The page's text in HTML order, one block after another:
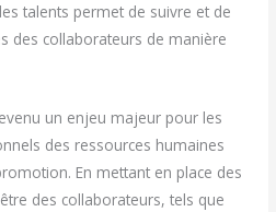
talents permet de suivre et de
des collaborateurs de manière
un enjeu majeur pour les
des ressources humaines
En mettant en place des
des collaborateurs, tels que